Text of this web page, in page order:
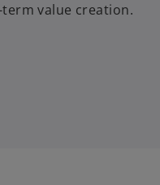
value creation.